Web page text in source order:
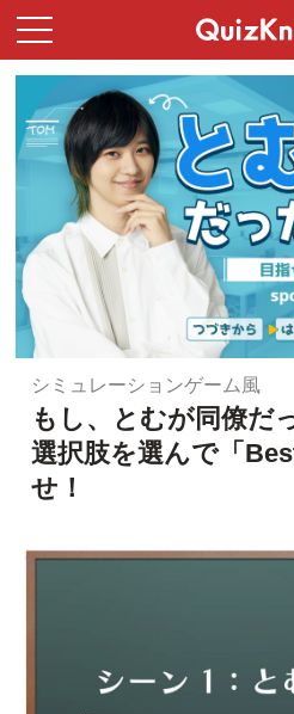
シミュレーションゲーム風
もし、とむが同僚だ
選択肢を選んで「
せ！